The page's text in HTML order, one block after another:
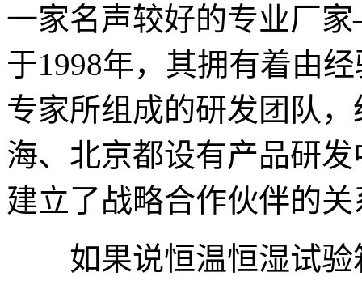
一家名声较好的专业厂
于1998年，其拥有着由
专家所组成的研发团队
海、北京都设有产品研
建立了战略合作伙伴的关
如果说恒温恒湿试验